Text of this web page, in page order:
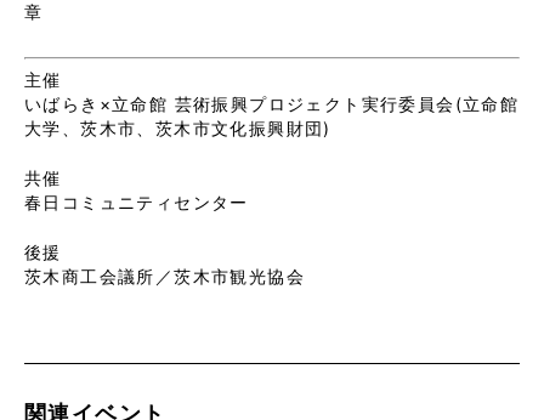
章
主催
いばらき×立命館 芸術振興プロジェクト実行委員会(立命館
大学、茨木市、茨木市文化振興財団)
共催
春日コミュニティセンター
後援
茨木商工会議所／茨木市観光協会
関連イベント